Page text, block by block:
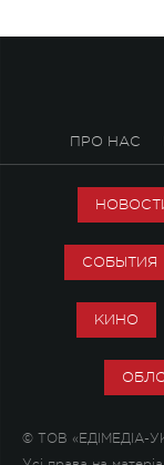
ПРО НАС
СОБЫТИЯ
КИНО
© ТОВ «ЕДІМЕДІА-